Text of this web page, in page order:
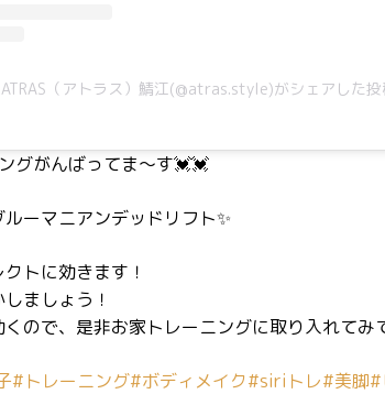
（アトラス）鯖江(@atras.style)がシェアした投
グがんばってま〜す💓💓
ーマニアンデッドリフト✨
トに効きます！
ましょう！
ので、是非お家トレーニングに取り入れてみ
#トレーニング#ボディメイク#siriトレ#美脚#